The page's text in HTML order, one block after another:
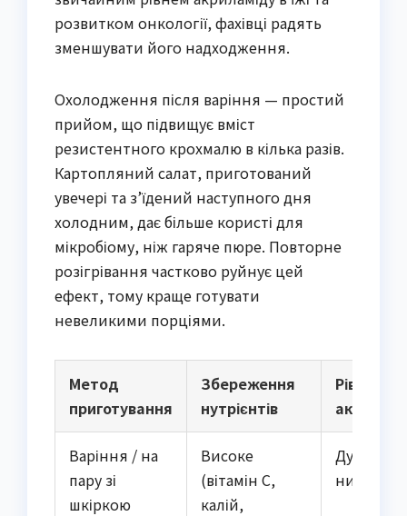
розвитком онкології, фахівці радять
зменшувати його надходження.
Охолодження після варіння — простий
прийом, що підвищує вміст
резистентного крохмалю в кілька разів.
Картопляний салат, приготований
увечері та з’їдений наступного дня
холодним, дає більше користі для
мікробіому, ніж гаряче пюре. Повторне
розігрівання частково руйнує цей
ефект, тому краще готувати
невеликими порціями.
Метод
приготування
Збереження
нутрієнтів
Рівень
Варіння / на
пару зі
шкіркою
Високе
(вітамін С,
калій,
Дуже
низький